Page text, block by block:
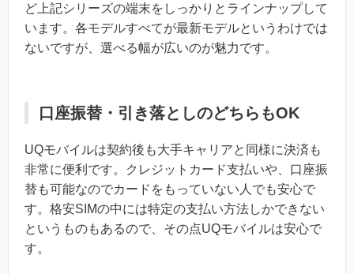
ど上記シリーズの端末をしっかりとラインナップして
います。各モデルすべてが最新モデルというわけでは
ないですが、選べる幅が広いのが魅力です。
口座振替・引き落としのどちらもOK
UQモバイルは契約後も大手キャリアと同様に決済も
非常に便利です。クレジットカード支払いや、口座振
替も可能なのでカードをもっていない人でも安心で
す。格安SIMの中には特定の支払い方法しかできない
というものもあるので、その点UQモバイルは安心で
す。